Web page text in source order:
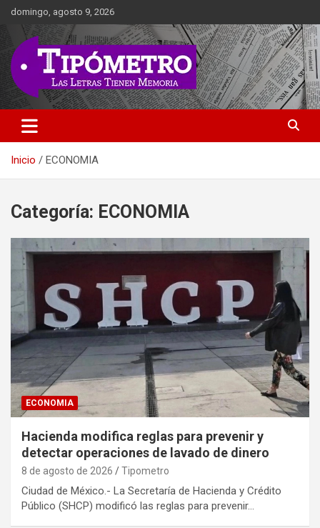
Saltar
contenido
domingo, agosto 9, 2026
Tipometro
Las Letras Tienen Memoria
Inicio ECONOMIA
Categoría: ECONOMIA
ECONOMIA
Hacienda modifica reglas para prevenir y
detectar operaciones de lavado de dinero
8 de agosto de 2026 Tipometro
Ciudad de México.- La Secretaría de Hacienda y Crédito
Público (SHCP) modificó las reglas para prevenir…